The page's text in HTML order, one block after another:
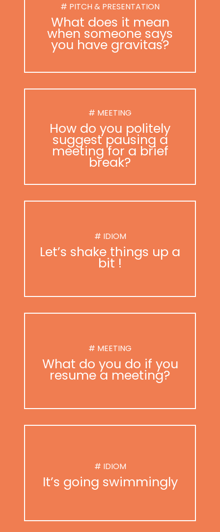
# PITCH & PRESENTATION
What does it mean
when someone says
you have gravitas?
# MEETING
How do you politely
suggest pausing a
meeting for a brief
break?
# IDIOM
Let’s shake things up a
bit !
# MEETING
What do you do if you
resume a meeting?
# IDIOM
It’s going swimmingly